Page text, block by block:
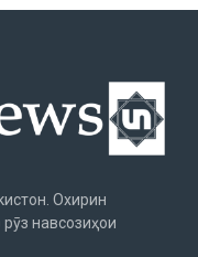
Охирин
навсозиҳои